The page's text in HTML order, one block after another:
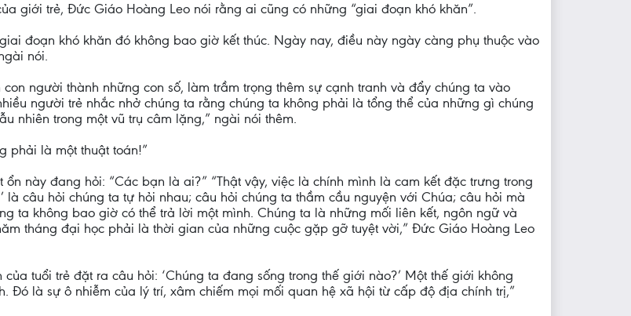
giới trẻ, Đức Giáo Hoàng Leo nói rằng ai cũng có những “giai đoạn khó khăn”.
đoạn khó khăn đó không bao giờ kết thúc. Ngày nay, điều này ngày càng phụ thuộc vào
nói.
người thành những con số, làm trầm trọng thêm sự cạnh tranh và đẩy chúng ta vào
người trẻ nhắc nhở chúng ta rằng chúng ta không phải là tổng thể của những gì chúng
nhiên trong một vũ trụ câm lặng,” ngài nói thêm.
phải là một thuật toán!”
này đang hỏi: “Các bạn là ai?” “Thật vậy, việc là chính mình là cam kết đặc trưng trong
câu hỏi chúng ta tự hỏi nhau; câu hỏi chúng ta thầm cầu nguyện với Chúa; câu hỏi mà
ta không bao giờ có thể trả lời một mình. Chúng ta là những mối liên kết, ngôn ngữ và
tháng đại học phải là thời gian của những cuộc gặp gỡ tuyệt vời,” Đức Giáo Hoàng Leo
tuổi trẻ đặt ra câu hỏi: ‘Chúng ta đang sống trong thế giới nào?’ Một thế giới không
Đó là sự ô nhiễm của lý trí, xâm chiếm mọi mối quan hệ xã hội từ cấp độ địa chính trị,”